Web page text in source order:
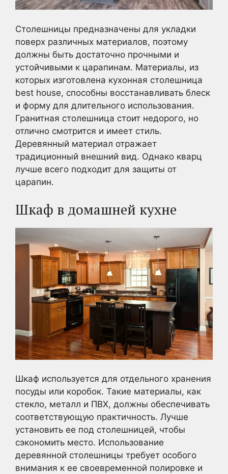
Столешницы предназначены для укладки
поверх различных материалов, поэтому
должны быть достаточно прочными и
устойчивыми к царапинам. Материалы, из
которых изготовлена кухонная столешница
best house, способны восстанавливать блеск
и форму для длительного использования.
Гранитная столешница стоит недорого, но
отлично смотрится и имеет стиль.
Деревянный материал отражает
традиционный внешний вид. Однако кварц
лучше всего подходит для защиты от
царапин.
Шкаф в домашней кухне
Шкаф используется для отдельного хранения
посуды или коробок. Такие материалы, как
стекло, металл и ПВХ, должны обеспечивать
соответствующую практичность. Лучше
установить ее под столешницей, чтобы
сэкономить место. Использование
деревянной столешницы требует особого
внимания к ее своевременной полировке и